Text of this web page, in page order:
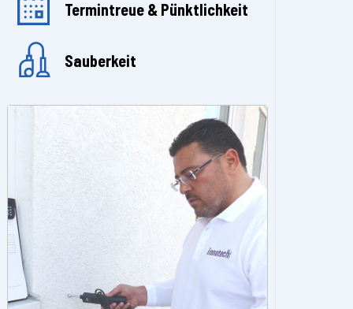
Termintreue & Pünktlichkeit
Sauberkeit